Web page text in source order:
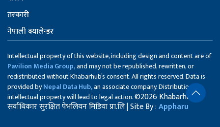
तरकारी
नेपाली क्यालेन्डर
Intellectual property of this website, including design and content are of
Pavilion Media Group,and may not be republished, rewritten, or
redistributed without Khabarhub’s consent. All rights reserved. Data is
provided byNepal Data Hub,an associate company. Distribution of
intellectual property will lead to legal action.©2026 Khabarhub
सर्वाधिकार सुरक्षित पेभलियन मिडिया प्रा.लि | Site By :Appharu